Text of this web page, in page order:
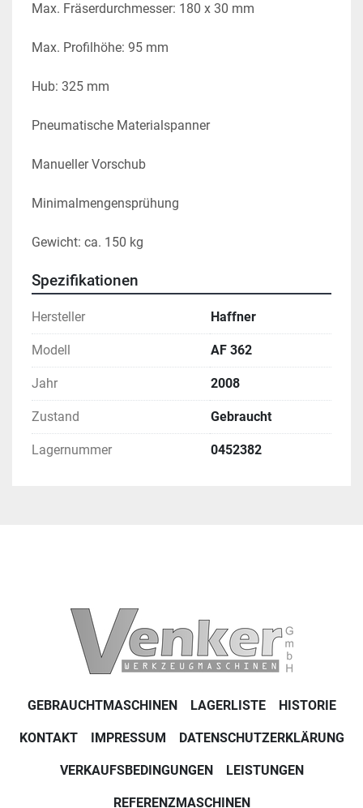
Max. Fräserdurchmesser: 180 x 30 mm
Max. Profilhöhe: 95 mm
Hub: 325 mm
Pneumatische Materialspanner
Manueller Vorschub
Minimalmengensprühung
Gewicht: ca. 150 kg
Spezifikationen
Hersteller Haffner
Modell AF 362
Jahr 2008
Zustand Gebraucht
Lagernummer 0452382
GEBRAUCHTMASCHINEN LAGERLISTE HISTORIE
KONTAKT IMPRESSUM DATENSCHUTZERKLÄRUNG
VERKAUFSBEDINGUNGEN LEISTUNGEN
REFERENZMASCHINEN